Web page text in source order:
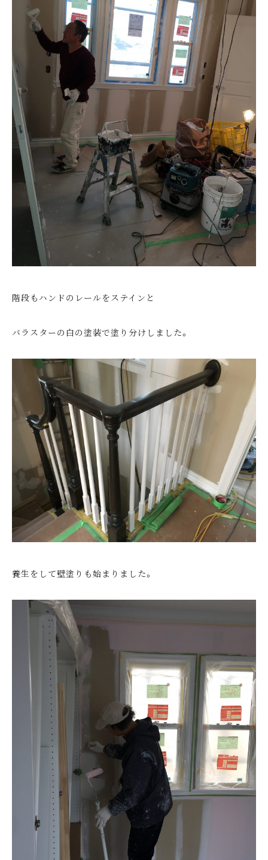
階段もハンドのレールをステインと
バラスターの白の塗装で塗り分けしました。
養生をして壁塗りも始まりました。